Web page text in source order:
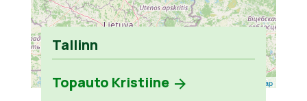
Leaflet OpenStreetMap
Tallinn
Topauto Kristiine